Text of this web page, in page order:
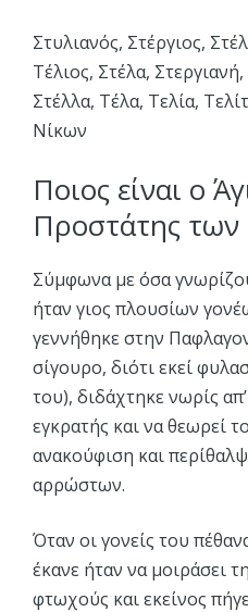
Στυλιανός, Στέργιος,
Τέλιος, Στέλα,
Στέλλα, Τέλα, Τελία,
Νίκων
Ποιος είναι ο
Προστάτης των
Σύμφωνα με όσα
ήταν γιος πλουσίων
γεννήθηκε στην
σίγουρο, διότι εκεί
του), διδάχτηκε νωρίς
εγκρατής και να θεωρεί
ανακούφιση και
αρρώστων.
Όταν οι γονείς του
έκανε ήταν να μοιράσει
φτωχούς και εκείνος